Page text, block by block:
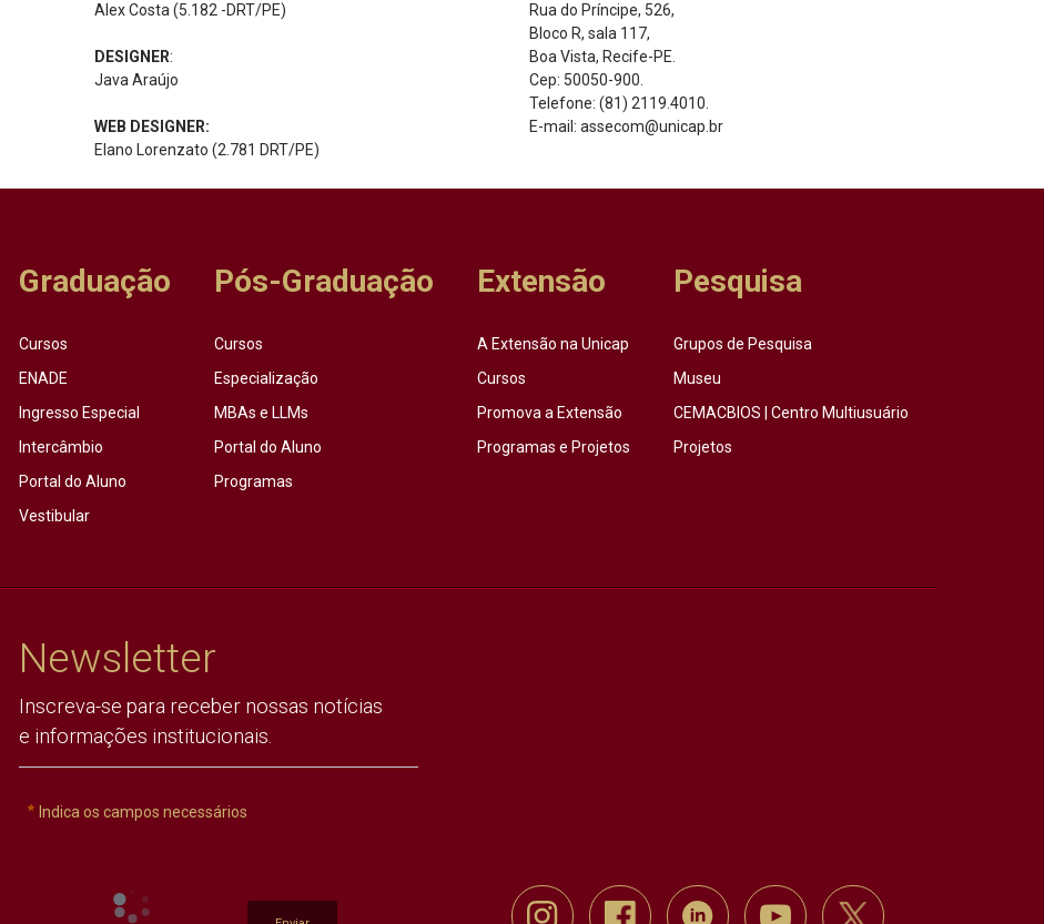
Alex Costa (5.182 -DRT/PE)
DESIGNER:
Java Araújo
WEB DESIGNER:
Elano Lorenzato (2.781 DRT/PE)
Rua do Príncipe, 526,
Bloco R, sala 117,
Boa Vista, Recife-PE.
Cep: 50050-900.
Telefone: (81) 2119.4010.
E-mail: assecom@unicap.br
Graduação
Cursos
ENADE
Ingresso Especial
Intercâmbio
Portal do Aluno
Vestibular
Pós-Graduação
Cursos
Especialização
MBAs e LLMs
Portal do Aluno
Programas
Extensão
A Extensão na Unicap
Cursos
Promova a Extensão
Programas e Projetos
Pesquisa
Grupos de Pesquisa
Museu
CEMACBIOS | Centro Multiusuário
Projetos
Newsletter
Inscreva-se para receber nossas notícias
e informações institucionais.
Indica os campos necessários